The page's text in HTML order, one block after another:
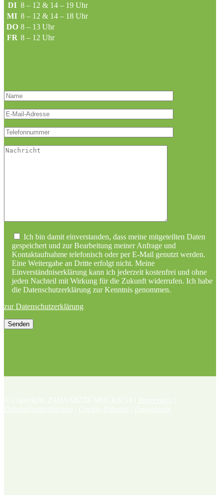
DI 8 – 12 & 14 – 19 Uhr
MI 8 – 12 & 14 – 18 Uhr
DO 8 – 13 Uhr
FR 8 – 12 Uhr
Ich bin damit einverstanden, dass meine mitgeteilten Daten
gespeichert und zur Bearbeitung meiner Anfrage und
Kontaktaufnahme telefonisch oder per E-Mail genutzt werden.
Eine Weitergabe an Dritte erfolgt nicht. Meine
Einverständniserklärung kann ich jederzeit kostenfrei und ohne
jeden Nachteil mit Wirkung für die Zukunft widerrufen. Ich habe
die Datenschutzerklärung zur Kenntnis genommen.
zur Datenschutzerklärung